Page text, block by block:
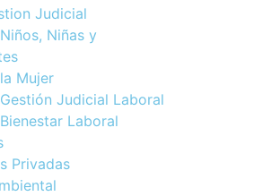
Judicial
Niñas y
Mujer
Judicial Laboral
Laboral
Privadas